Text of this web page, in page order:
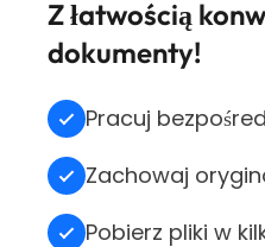
Z łatwością
dokumenty!
Pracuj
Zachowaj
Pobierz pliki w